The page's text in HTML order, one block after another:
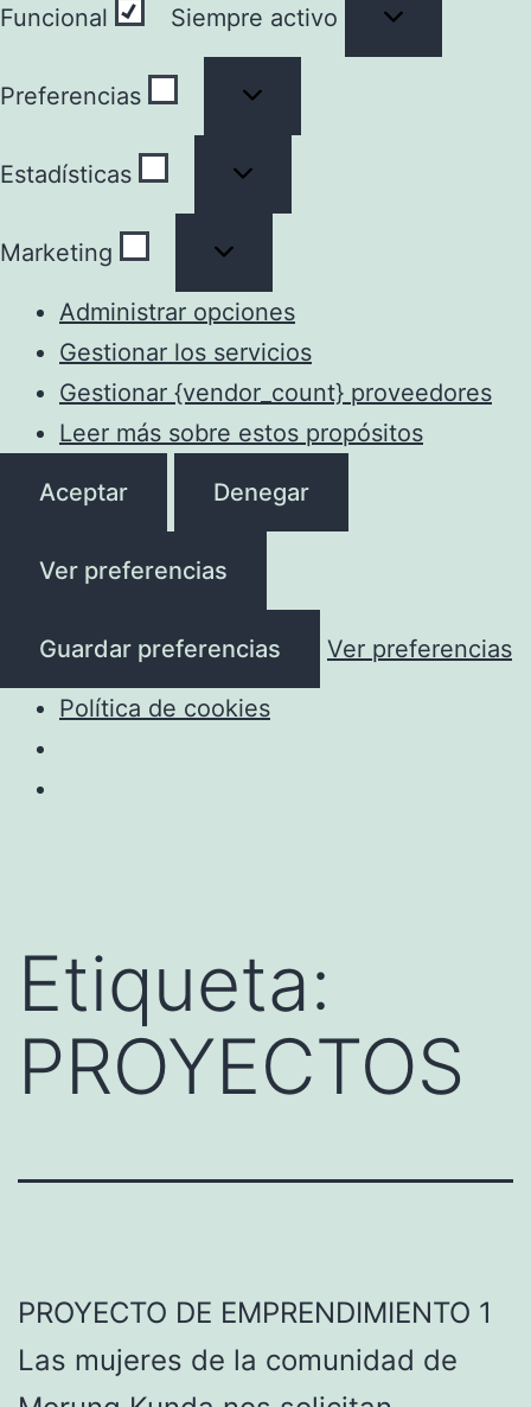
Funcional Siempre activo
Preferencias
Estadísticas
Marketing
Administrar opciones
Gestionar los servicios
Gestionar {vendor_count} proveedores
Leer más sobre estos propósitos
Aceptar Denegar
Ver preferencias
Guardar preferencias Ver preferencias
Política de cookies
Etiqueta:
PROYECTOS
PROYECTO DE EMPRENDIMIENTO 1
Las mujeres de la comunidad de